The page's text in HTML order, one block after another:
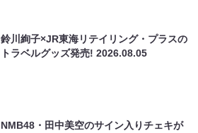
鈴川絢子×JR東海リテイリング・プラスの
トラベルグッズ発売!2026.08.05
NMB48・田中美空のサイン入りチェキが